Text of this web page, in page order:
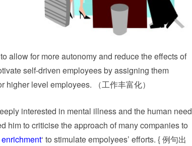
allow for more autonomy and reduce the effects of
self-driven employees by assigning them
level employees. （工作丰富化）
interested in mental illness and the human need
him to criticise the approach of many companies to
‘ to stimulate empolyees’ efforts. { 例句出